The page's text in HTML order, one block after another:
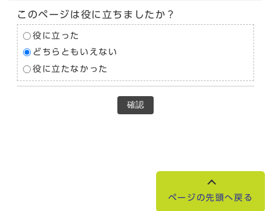
このページは役に立ちましたか？
役に立った
どちらともいえない
役に立たなかった
確認
ページの先頭へ戻る